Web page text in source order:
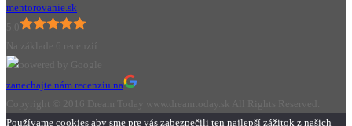
mentorovanie.sk
Na základe 6 recenzií
zanechajte nám recenziu na
Copyright © 2016 Dream Today www.dreamtoday.sk All Rights Reserved.
Používame cookies aby sme pre vás zabezpečili ten najlepší zážitok z našich